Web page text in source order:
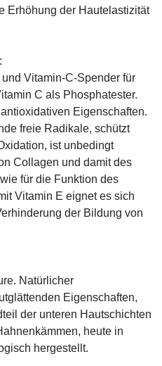
Erhöhung der Hautelastizität
Vitamin-C-Spender für
C als Phosphatester.
Eigenschaften.
freie Radikale, schützt
ist unbedingt
Collagen und damit des
für die Funktion des
Vitamin E eignet es sich
der Bildung von
Natürlicher
Eigenschaften,
der unteren Hautschichten
heute in
hergestellt.